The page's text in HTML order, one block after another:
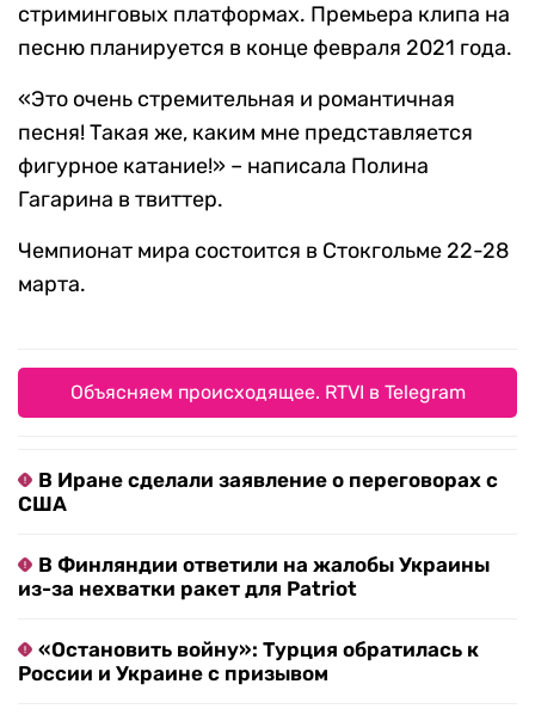
стриминговых платформах. Премьера клипа на
песню планируется в конце февраля 2021 года.
«Это очень стремительная и романтичная
песня! Такая же, каким мне представляется
фигурное катание!» – написала Полина
Гагарина в твиттер.
Чемпионат мира состоится в Стокгольме 22-28
марта.
Объясняем происходящее. RTVI в Telegram
В Иране сделали заявление о переговорах с
США
В Финляндии ответили на жалобы Украины
из-за нехватки ракет для Patriot
«Остановить войну»: Турция обратилась к
России и Украине с призывом